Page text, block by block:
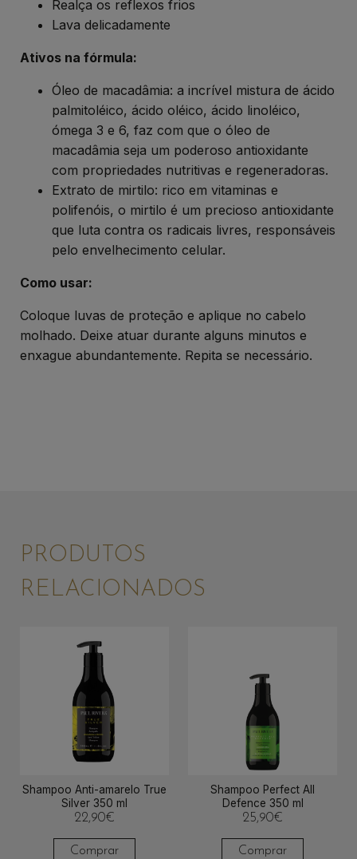
Realça os reflexos frios
Lava delicadamente
Ativos na fórmula:
Óleo de macadâmia: a incrível mistura de ácido
palmitoléico, ácido oléico, ácido linoléico,
ómega 3 e 6, faz com que o óleo de
macadâmia seja um poderoso antioxidante
com propriedades nutritivas e regeneradoras.
Extrato de mirtilo: rico em vitaminas e
polifenóis, o mirtilo é um precioso antioxidante
que luta contra os radicais livres, responsáveis
pelo envelhecimento celular.
Como usar:
Coloque luvas de proteção e aplique no cabelo
molhado. Deixe atuar durante alguns minutos e
enxague abundantemente. Repita se necessário.
PRODUTOS
RELACIONADOS
Shampoo Anti-amarelo True
Silver 350 ml
22,90€
Comprar
Shampoo Perfect All
Defence 350 ml
25,90€
Comprar